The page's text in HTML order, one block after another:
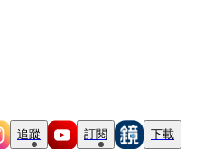
追蹤 訂閱 下載